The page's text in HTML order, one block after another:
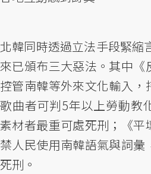
北韓同時透過立法手段緊縮
來已頒布三大惡法。其中《
控管南韓等外來文化輸入
歌曲者可判5年以上勞動教
素材者最重可處死刑；《平
禁人民使用南韓語氣與詞
死刑。